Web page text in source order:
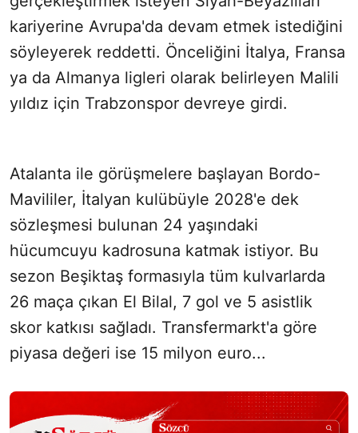
kariyerine Avrupa'da devam etmek istediğini
söyleyerek reddetti. Önceliğini İtalya, Fransa
ya da Almanya ligleri olarak belirleyen Malili
yıldız için Trabzonspor devreye girdi.
Atalanta ile görüşmelere başlayan Bordo-
Mavililer, İtalyan kulübüyle 2028'e dek
sözleşmesi bulunan 24 yaşındaki
hücumcuyu kadrosuna katmak istiyor. Bu
sezon Beşiktaş formasıyla tüm kulvarlarda
26 maça çıkan El Bilal, 7 gol ve 5 asistlik
skor katkısı sağladı. Transfermarkt'a göre
piyasa değeri ise 15 milyon euro...